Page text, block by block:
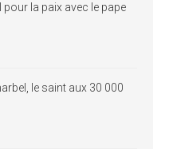
la paix avec le pape
le saint aux 30 000